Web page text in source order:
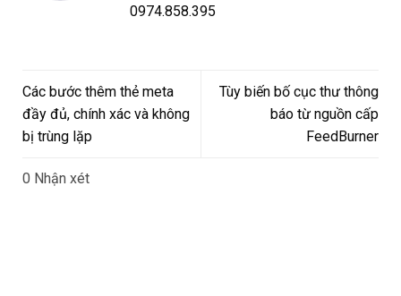
0974.858.395
Các bước thêm thẻ meta
đầy đủ, chính xác và không
bị trùng lặp
Tùy biến bố cục thư thông
báo từ nguồn cấp
FeedBurner
0 Nhận xét